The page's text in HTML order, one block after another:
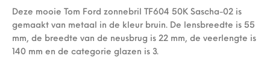
Deze mooie Tom Ford zonnebril TF604 50K Sascha-02 is
gemaakt van metaal in de kleur bruin. De lensbreedte is 55
mm, de breedte van de neusbrug is 22 mm, de veerlengte is
140 mm en de categorie glazen is 3.